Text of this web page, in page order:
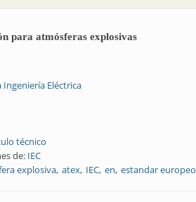
para atmósferas explosivas
Ingeniería Eléctrica
técnico
de: IEC
explosiva atex IEC en estandar europeo